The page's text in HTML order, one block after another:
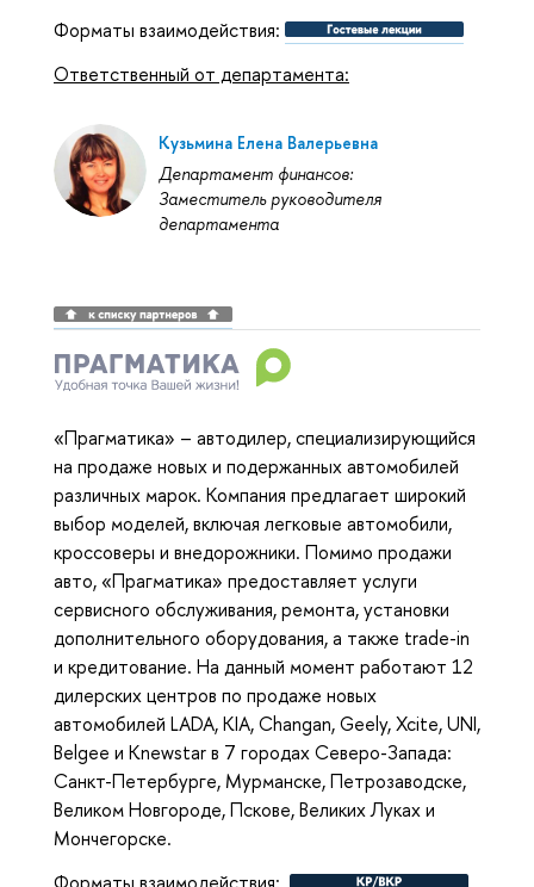
Форматы взаимодействия:
Ответственный от департамента:
Кузьмина Елена Валерьевна
Департамент финансов:
Заместитель руководителя
департамента
«Прагматика» – автодилер, специализирующийся
на продаже новых и подержанных автомобилей
различных марок. Компания предлагает широкий
выбор моделей, включая легковые автомобили,
кроссоверы и внедорожники. Помимо продажи
авто, «Прагматика» предоставляет услуги
сервисного обслуживания, ремонта, установки
дополнительного оборудования, а также trade-in
и кредитование. На данный момент работают 12
дилерских центров по продаже новых
автомобилей LADA, KIA, Changan, Geely, Xcite, UNI,
Belgee и Knewstar в 7 городах Северо-Запада:
Санкт-Петербурге, Мурманске, Петрозаводске,
Великом Новгороде, Пскове, Великих Луках и
Мончегорске.